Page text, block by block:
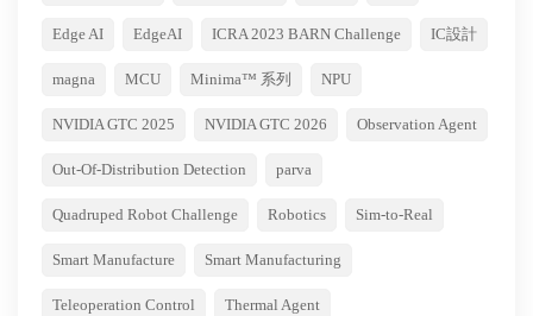
Edge AI EdgeAI ICRA 2023 BARN Challenge IC設計
magna MCU Minima™ 系列 NPU
NVIDIA GTC 2025 NVIDIA GTC 2026 Observation Agent
Out-Of-Distribution Detection parva
Quadruped Robot Challenge Robotics Sim-to-Real
Smart Manufacture Smart Manufacturing
Teleoperation Control Thermal Agent